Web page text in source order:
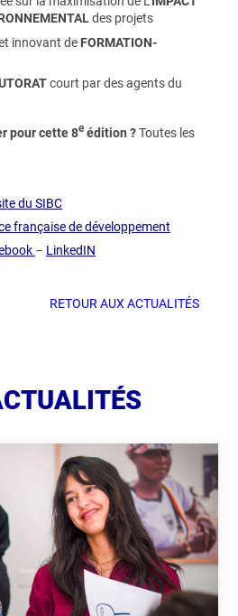
des projets
innovant de FORMATION-
court par des agents du
pour cette 8eédition ?Toutes les
du SIBC
française de développement
– LinkedIN
RETOUR AUX ACTUALITÉS